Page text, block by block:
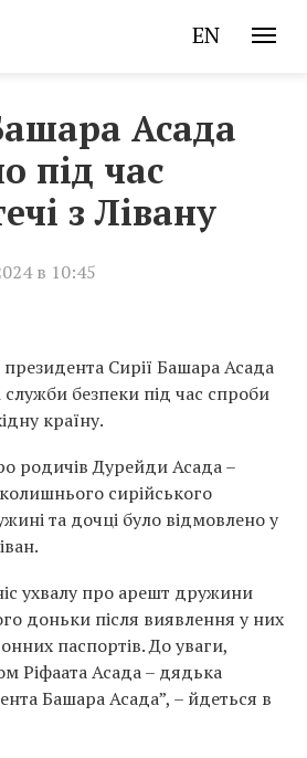
EN
Асада
під час
з Лівану
в 10:45
Сирії Башара Асада
служби безпеки під час спроби
країну.
родичів Дурейди Асада –
сирійського
та дочці було відмовлено у
ухвалу про арешт дружини
доньки після виявлення у них
паспортів. До уваги,
Ріфаата Асада – дядька
Башара Асада”, – йдеться в